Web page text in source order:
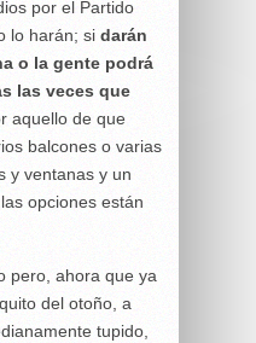
por el Partido
lo harán; si darán
o la gente podrá
las veces que
aquello de que
balcones o varias
y ventanas y un
opciones están
pero, ahora que ya
del otoño, a
tupido,